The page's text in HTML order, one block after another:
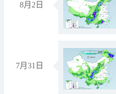
8月2日
7月31日